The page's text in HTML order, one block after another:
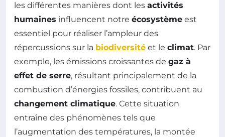
les différentes manières dont les activités
humaines influencent notre écosystème est
essentiel pour réaliser l’ampleur des
répercussions sur la biodiversité et le climat. Par
exemple, les émissions croissantes de gaz à
effet de serre, résultant principalement de la
combustion d’énergies fossiles, contribuent au
changement climatique. Cette situation
entraîne des phénomènes tels que
l’augmentation des températures, la montée